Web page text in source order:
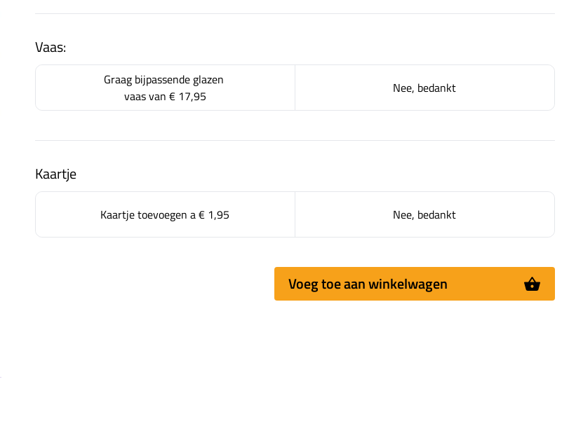
Vaas:
Graag bijpassende glazen
vaas van € 17,95 Nee, bedankt
Kaartje
Kaartje toevoegen a€ 1,95 Nee, bedankt
Voeg toe aan winkelwagen